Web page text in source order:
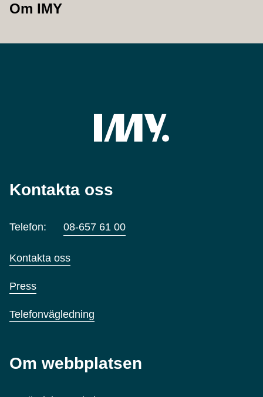
Om IMY
Kontakta oss
Telefon: 08-657 61 00
Kontakta oss
Press
Telefonvägledning
Om webbplatsen